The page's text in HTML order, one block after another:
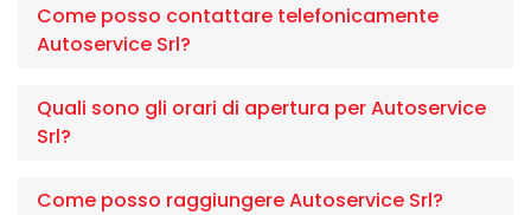
Come posso contattare telefonicamente
Autoservice Srl?
Quali sono gli orari di apertura per Autoservice
Srl?
Come posso raggiungere Autoservice Srl?